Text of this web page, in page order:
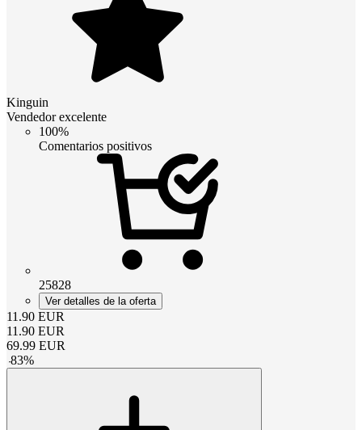
Kinguin
Vendedor excelente
100%
Comentarios positivos
25828
Ver detalles de la oferta
11.90 EUR
11.90 EUR
69.99 EUR
-83%